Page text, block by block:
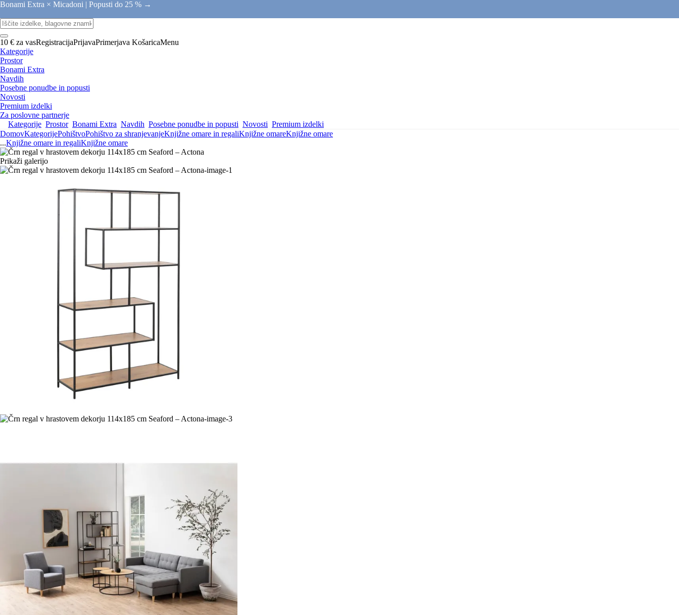
Bonami Extra × Micadoni | Popusti do 25 % →
10 € za vasRegistracijaPrijavaPrimerjava KošaricaMenu
Kategorije
Prostor
Bonami Extra
Navdih
Posebne ponudbe in popusti
Novosti
Premium izdelki
Za poslovne partnerje
Kategorije Prostor Bonami Extra Navdih Posebne ponudbe in popusti Novosti Premium izdelki
DomovKategorijePohištvoPohištvo za shranjevanjeKnjižne omare in regaliKnjižne omareKnjižne omare
...Knjižne omare in regaliKnjižne omare
Prikaži galerijo